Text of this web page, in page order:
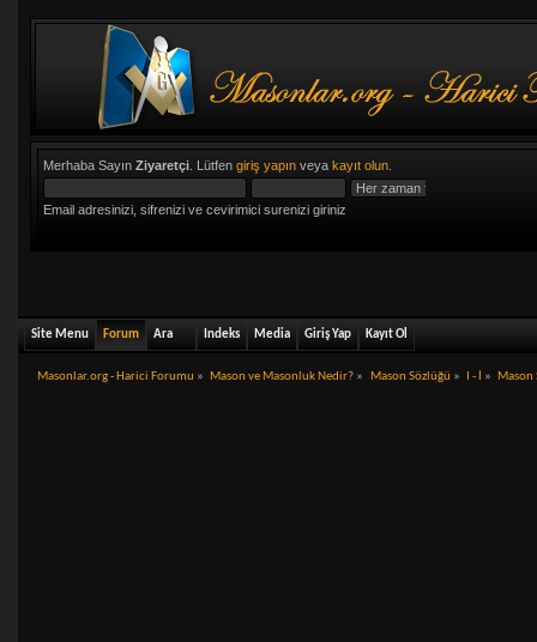
Merhaba Sayın Ziyaretçi. Lütfen giriş yapınveya kayıt olun.
Email adresinizi, sifrenizi ve cevirimici surenizi giriniz
Site Menu Forum Ara Indeks Media Giriş Yap Kayıt Ol
Masonlar.org - Harici Forumu » Mason ve Masonluk Nedir? » Mason Sözlüğü » I - İ » Mason